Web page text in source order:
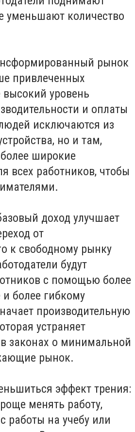
уменьшают количество
рынок
привлеченных
высокий уровень
и оплаты
исключаются из
но и там,
широкие
всех работников, чтобы
доход улучшает
от
к свободному рынку
будут
с помощью более
более гибкому
производительную
устраняет
законах о минимальной
рынок.
эффект трения:
менять работу,
работы на учебу или